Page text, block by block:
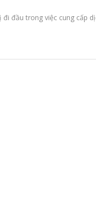
đi đầu trong việc cung cấp